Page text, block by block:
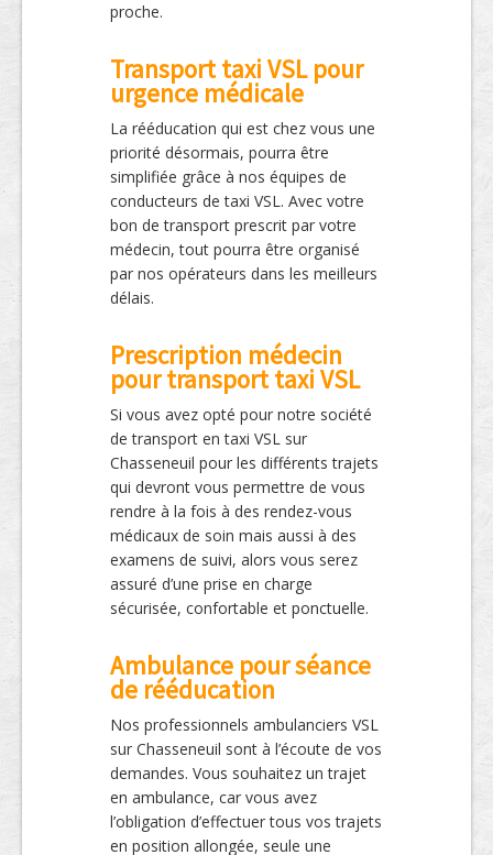
proche.
Transport taxi VSL pour
urgence médicale
La rééducation qui est chez vous une
priorité désormais, pourra être
simplifiée grâce à nos équipes de
conducteurs de taxi VSL. Avec votre
bon de transport prescrit par votre
médecin, tout pourra être organisé
par nos opérateurs dans les meilleurs
délais.
Prescription médecin
pour transport taxi VSL
Si vous avez opté pour notre société
de transport en taxi VSL sur
Chasseneuil pour les différents trajets
qui devront vous permettre de vous
rendre à la fois à des rendez-vous
médicaux de soin mais aussi à des
examens de suivi, alors vous serez
assuré d’une prise en charge
sécurisée, confortable et ponctuelle.
Ambulance pour séance
de rééducation
Nos professionnels ambulanciers VSL
sur Chasseneuil sont à l’écoute de vos
demandes. Vous souhaitez un trajet
en ambulance, car vous avez
l’obligation d’effectuer tous vos trajets
en position allongée, seule une